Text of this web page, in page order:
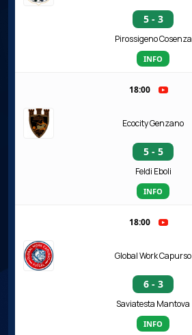
5 - 3
Pirossigeno Cosenza
INFO
18:00
Ecocity Genzano
5 - 5
Feldi Eboli
INFO
18:00
Global Work Capurso
6 - 3
Saviatesta Mantova
INFO